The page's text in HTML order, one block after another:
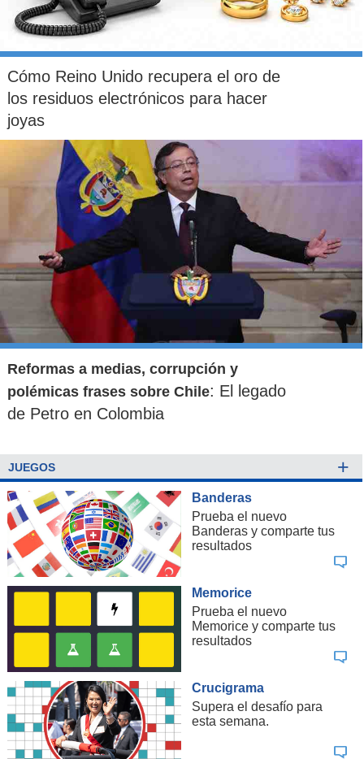
Cómo Reino Unido recupera el oro de
los residuos electrónicos para hacer
joyas
Reformas a medias, corrupción y
polémicas frases sobre Chile: El legado
de Petro en Colombia
JUEGOS +
Banderas
Prueba el nuevo
Banderas y comparte tus
resultados
Memorice
Prueba el nuevo
Memorice y comparte tus
resultados
Crucigrama
Supera el desafío para
esta semana.